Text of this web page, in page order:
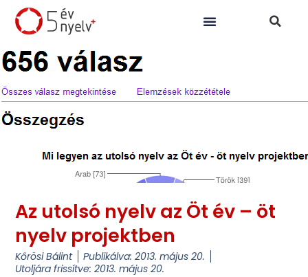
Az utolsó nyelv az Öt év – öt
nyelv projektben
Kőrösi Bálint Publikálva: 2013. május 20.
Utoljára frissítve: 2013. május 20.